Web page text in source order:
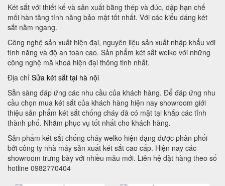
Két sắt với thiết kế và sản xuất bằng thép và đúc, dập hạn chế
mối hàn tăng tính năng bảo mật tốt nhất. Với các kiểu dáng két
sắt nằm ngang.
Công nghệ sản xuất hiện đại, nguyên liệu sản xuất nhập khẩu với
tính năng và độ an toàn cao. Sản phẩm két sắt welko với những
công nghệ mã khoá hiện đại thông tinh nhất.
Địa chỉ Sửa két sắt tại hà nội
Sẵn sàng đáp ứng các nhu cầu của khách hàng. Để đáp ứng nhu
cầu chọn mua két sắt của khách hàng hiện nay showroom giới
thiệu sản phẩm két sắt chống cháy đã có mặt tại khắp các tỉnh
thành phố. Nhằm phục vụ tốt nhất cho khách hàng.
Sản phẩm két sắt chống cháy welko hiện đạng được phân phối
bởi công ty nhà máy sản xuất két sắt cao cấp. Hiện nay các
showroom trưng bày với nhiều mẫu mới. Liên hệ đặt hàng theo số
hotline 0982770404